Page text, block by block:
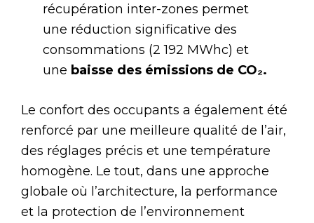
récupération inter-zones permet
une réduction significative des
consommations (2 192 MWhc) et
une baisse des émissions de CO₂.
Le confort des occupants a également été
renforcé par une meilleure qualité de l’air,
des réglages précis et une température
homogène. Le tout, dans une approche
globale où l’architecture, la performance
et la protection de l’environnement